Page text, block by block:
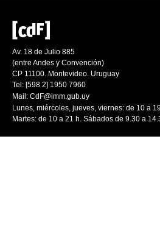
Av. 18 de Julio 885
(entre Andes y Convención)
CP 11100. Montevideo. Uruguay
Tel: [598 2] 1950 7960
Mail: CdF@imm.gub.uy
Lunes, miércoles, jueves, viernes: de 10 a
Martes: de 10 a 21 h. Sábados de 9.30 a